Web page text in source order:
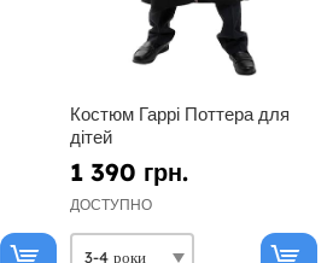
Костюм Гаррі Поттера для
дітей
1 390 грн.
ДОСТУПНО